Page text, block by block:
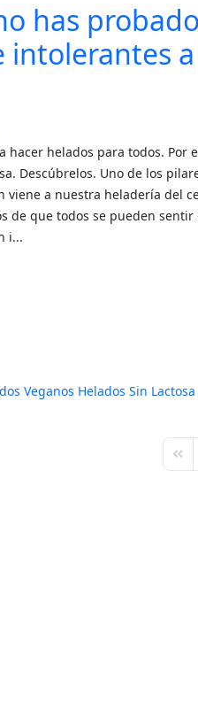
has
intolerantes
hacer helados para todos.
Descúbrelos. Uno de los
viene a nuestra heladería del
de que todos se pueden
i...
Veganos Helados Sin Lactosa
First